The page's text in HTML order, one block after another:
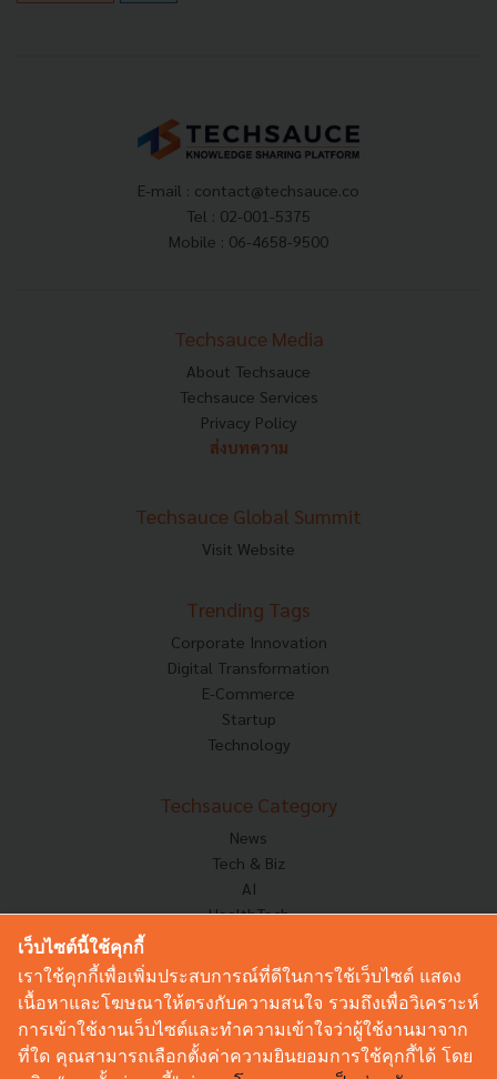
E-mail : contact@techsauce.co
Tel : 02-001-5375
Mobile : 06-4658-9500
Techsauce Media
About Techsauce
Techsauce Services
Privacy Policy
ส่งบทความ
Techsauce Global Summit
Visit Website
Trending Tags
Corporate Innovation
Digital Transformation
E-Commerce
Startup
Technology
Techsauce Category
News
Tech & Biz
AI
HealthTech
Corp Innov
Saucy Thoughts
Sustainable
Videos
เว็บไซต์นี้ใช้คุกกี้
เราใช้คุกกี้เพื่อเพิ่มประสบการณ์ที่ดีในการใช้เว็บไซต์ แสดง
เนื้อหาและโฆษณาให้ตรงกับความสนใจ รวมถึงเพื่อวิเคราะห์
การเข้าใช้งานเว็บไซต์และทำความเข้าใจว่าผู้ใช้งานมาจาก
ที่ใด คุณสามารถเลือกตั้งค่าความยินยอมการใช้คุกกี้ได้ โดย